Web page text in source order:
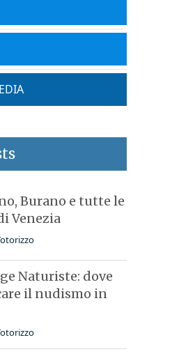
Burano e tutte le
Venezia
Naturiste: dove
il nudismo in